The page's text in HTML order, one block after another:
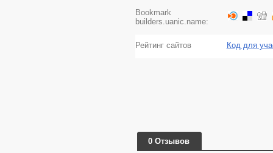
Bookmark
builders.uanic.name:
Рейтинг сайтов Код для
0 Отзывов